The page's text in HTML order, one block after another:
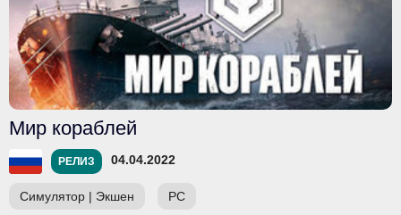
Мир кораблей
РЕЛИЗ 04.04.2022
Симулятор | Экшен PC